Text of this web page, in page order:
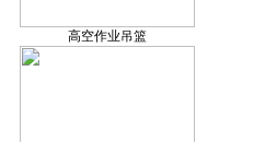
高空作业吊篮